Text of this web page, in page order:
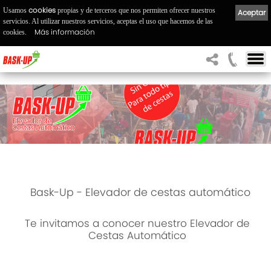
Bask-Up - Elevador de cestas automático
Te invitamos a conocer nuestro Elevador de
Cestas Automático
Aceptar
Usamos cookies propias y de terceros que nos permiten ofrecer nuestros
servicios. Al utilizar nuestros servicios, aceptas el uso que hacemos de las
cookies.
Más información